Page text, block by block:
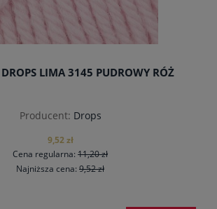
LIMA 3145 PUDROWY RÓŻ
Producent: Drops
9,52 zł
Cena regularna: 11,20 zł
Najniższa cena: 9,52 zł